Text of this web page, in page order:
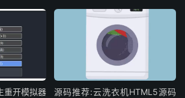
重开模拟器
源码推荐:云洗衣机HTML5源码